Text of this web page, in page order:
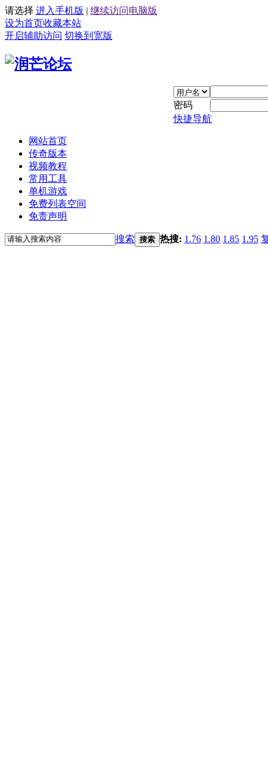
请选择 进入手机版 | 继续访问电脑版
设为首页收藏本站
开启辅助访问 切换到宽版
密码
快捷导航
网站首页
传奇版本
视频教程
常用工具
单机游戏
免费列表空间
免责声明
搜索 搜索 热搜: 1.76 1.80 1.85 1.95